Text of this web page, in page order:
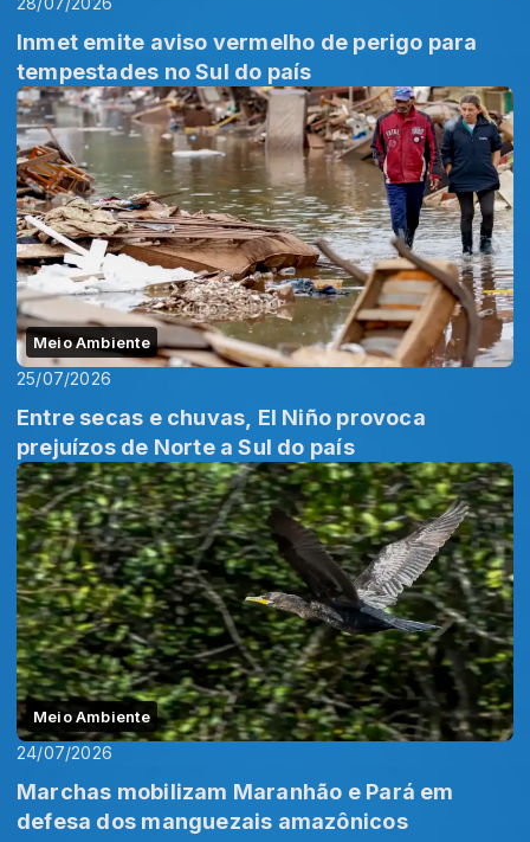
Inmet emite aviso vermelho de perigo para
tempestades no Sul do país
Meio Ambiente
25/07/2026
Entre secas e chuvas, El Niño provoca
prejuízos de Norte a Sul do país
Meio Ambiente
24/07/2026
Marchas mobilizam Maranhão e Pará em
defesa dos manguezais amazônicos